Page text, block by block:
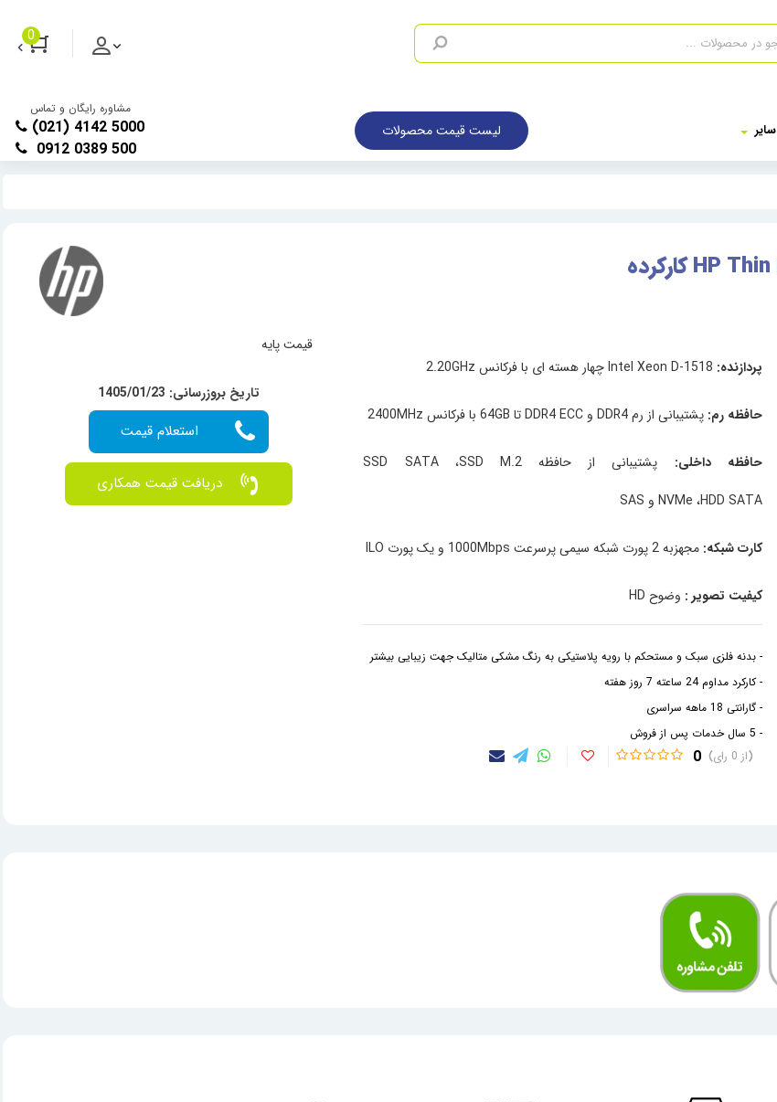
0
سایر لیست قیمت محصولات
مشاوره رایگان و تماس
(021) 4142 5000
0912 0389 500
پردازنده:
حافظه رم: پشتیبانی از رم DDR4 و DDR4 ECC تا 64GB با فرکانس 2400MHz
حافظه داخلی: پشتیبانی از حافظه SSD SATA ،SSD M.2
NVMe ،HDD SATA و SAS
کارت شبکه: مجهزبه 2 پورت شبکه سیمی پرسرعت 1000Mbps و یک پورت ILO
کیفیت تصویر : وضوح HD
- بدنه فلزی سبک و مستحکم با رویه پلاستیکی به رنگ مشکی متالیک جهت زیبایی بیشتر
- کارکرد مداوم 24 ساعته 7 روز هفته
- گارانتی 18 ماهه سراسری
- 5 سال خدمات پس از فروش
0 0
قیمت پایه
تاریخ بروزرسانی: 1405/01/23
دریافت قیمت همکاری